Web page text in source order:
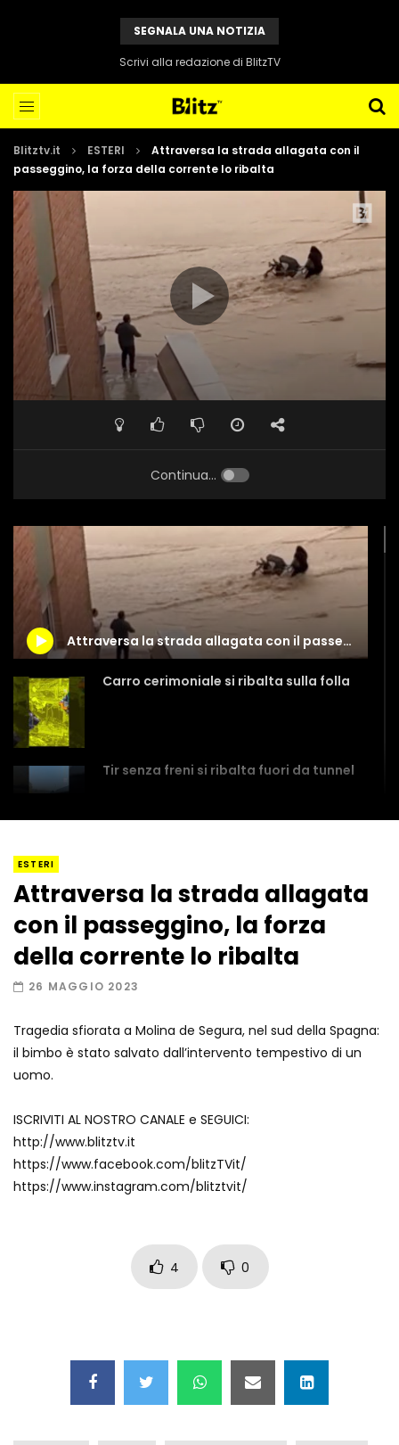
SEGNALA UNA NOTIZIA
Scrivi alla redazione di BlitzTV
Blitztv.it ESTERI
Attraversa la strada allagata con il
passeggino, la forza della corrente lo ribalta
Continua...
Attraversa la strada allagata con il passeggino, la forza della corrente lo ribalta
Carro cerimoniale si ribalta sulla folla
Tir senza freni si ribalta fuori da tunnel
Amiocuggino fa saltare in aria il drone
Record di baci in 30 secondi
Due navi USA si scontrano in mare
Esplode cabina elettrica sotterranea
ESTERI
Attraversa la strada allagata
con il passeggino, la forza
della corrente lo ribalta
26 MAGGIO 2023
Tragedia sfiorata a Molina de Segura, nel sud della Spagna:
il bimbo è stato salvato dall’intervento tempestivo di un
uomo.
ISCRIVITI AL NOSTRO CANALE e SEGUICI:
http://www.blitztv.it
https://www.facebook.com/blitzTVit/
https://www.instagram.com/blitztvit/
4 0